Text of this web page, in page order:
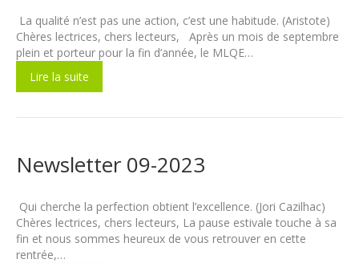
La qualité n’est pas une action, c’est une habitude. (Aristote)
Chères lectrices, chers lecteurs, Après un mois de septembre
plein et porteur pour la fin d’année, le MLQE…
Lire la suite
Newsletter 09-2023
Qui cherche la perfection obtient l’excellence. (Jori Cazilhac)
Chères lectrices, chers lecteurs, La pause estivale touche à sa
fin et nous sommes heureux de vous retrouver en cette
rentrée,…